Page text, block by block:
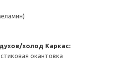
холод Каркас:
окантовка